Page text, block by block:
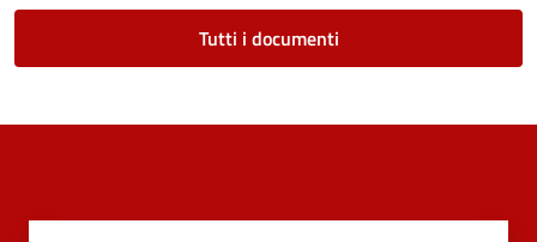
Tutti i documenti